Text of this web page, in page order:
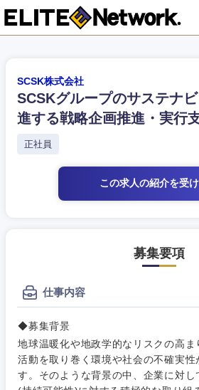
SCSK株式会社
SCSKグループのサステナ
進する戦略企画推進・実行
正社員
この求人の紹介を受
募集要項
仕事内容
◆募集背景
地球温暖化や地政学的なリスクの高
活動を取り巻く環境や社会の不確実性
す。そのような背景の中、企業に対し